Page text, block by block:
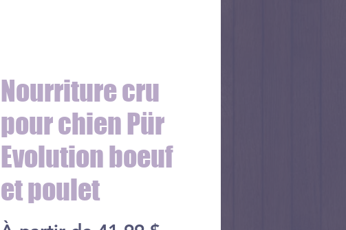
Nourriture cru
pour chien Pür
Evolution boeuf
et poulet